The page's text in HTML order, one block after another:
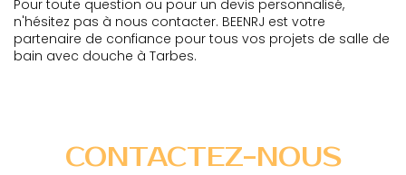
Pour toute question ou pour un devis personnalisé,
n'hésitez pas à nous contacter. BEENRJ est votre
partenaire de confiance pour tous vos projets de salle de
bain avec douche à Tarbes.
CONTACTEZ-NOUS